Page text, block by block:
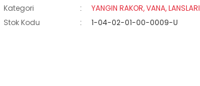
Kategori YANGIN RAKOR, VANA, LANSLARI
Stok Kodu
1-04-02-01-00-0009-U